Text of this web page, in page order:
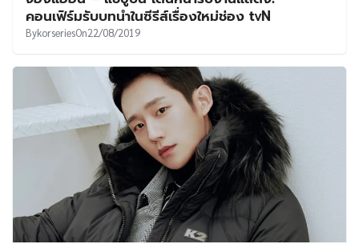
คอนเฟิร์มรับบทนำในซีรีส์เรื่องใหม่ช่อง tvN
BykorseriesOn22/08/2019